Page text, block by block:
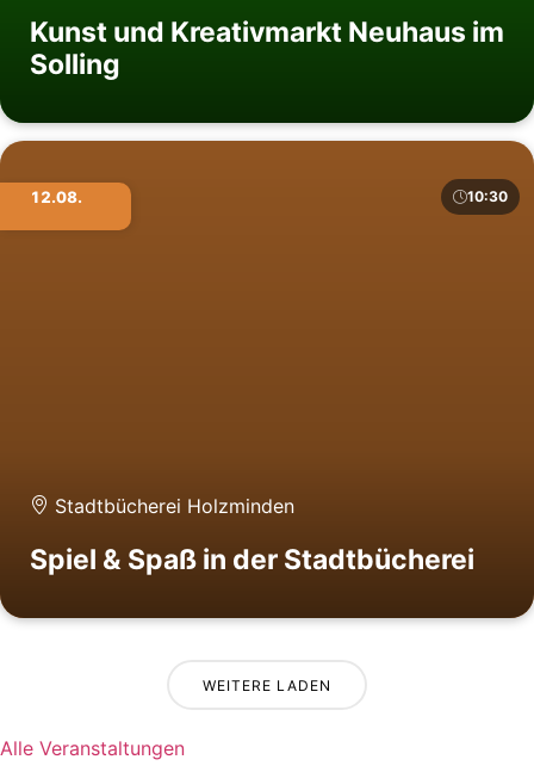
Kunst und Kreativmarkt Neuhaus im
Solling
12.08. 10:30
Stadtbücherei Holzminden
Spiel & Spaß in der Stadtbücherei
WEITERE LADEN
Alle Veranstaltungen